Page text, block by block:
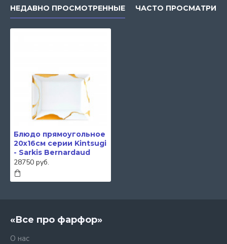
НЕДАВНО ПРОСМОТРЕННЫЕ ЧАСТО
Блюдо прямоугольное
20х16см серии Kintsugi
- Sarkis Bernardaud
28750 руб.
«Все про фарфор»
О нас